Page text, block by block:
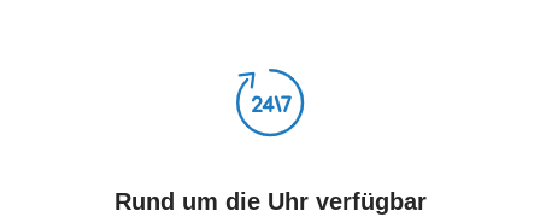
Rund um die Uhr verfügbar